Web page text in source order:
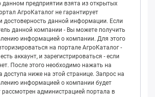
предприятии взята из открытых
АгроКаталог не гарантирует
достоверность данной информации. Если
данной компании - Вы можете получить
информацией о компании. Для этого
на портале АгроКаталог -
аккаунт, и зарегистрироваться - если
После этого необходимо нажать на
доступа ниже на этой странице. Запрос на
информацией о компании будет
рассмотрен администрацией портала в